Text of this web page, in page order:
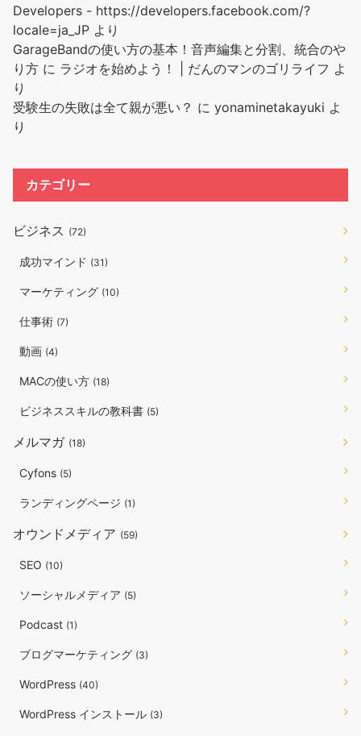
Developers - https://developers.facebook.com/?
locale=ja_JP より
GarageBandの使い方の基本！音声編集と分割、統合のや
り方 に ラジオを始めよう！ | だんのマンのゴリライフ よ
り
受験生の失敗は全て親が悪い？ に yonaminetakayuki よ
り
カテゴリー
ビジネス (72)
成功マインド (31)
マーケティング (10)
仕事術 (7)
動画 (4)
MACの使い方 (18)
ビジネススキルの教科書 (5)
メルマガ (18)
Cyfons (5)
ランディングページ (1)
オウンドメディア (59)
SEO (10)
ソーシャルメディア (5)
Podcast (1)
ブログマーケティング (3)
WordPress (40)
WordPress インストール (3)